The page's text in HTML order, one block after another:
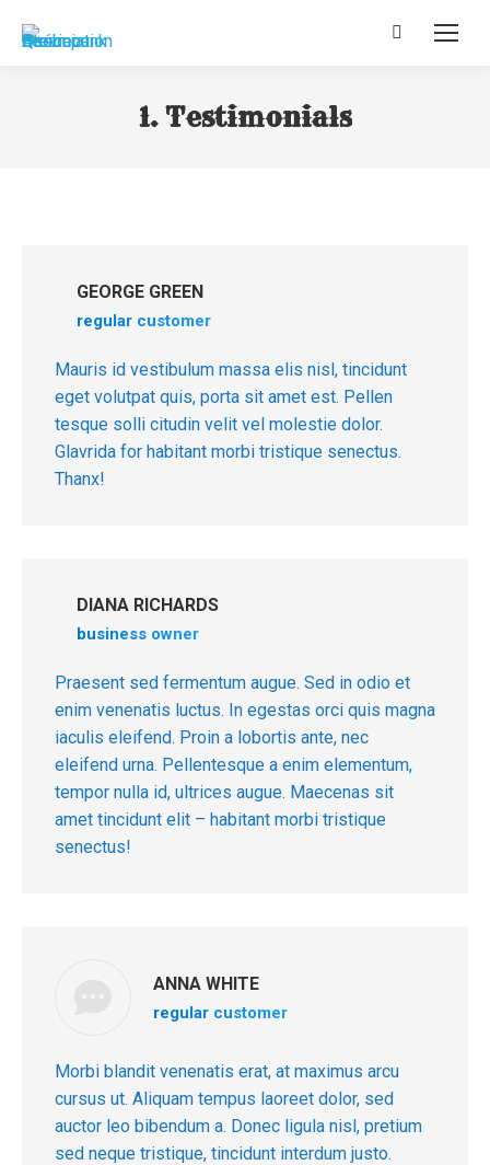
Recherche
1. Testimonials
GEORGE GREEN
regular customer
Mauris id vestibulum massa elis nisl, tincidunt
eget volutpat quis, porta sit amet est. Pellen
tesque solli citudin velit vel molestie dolor.
Glavrida for habitant morbi tristique senectus.
Thanx!
DIANA RICHARDS
business owner
Praesent sed fermentum augue. Sed in odio et
enim venenatis luctus. In egestas orci quis magna
iaculis eleifend. Proin a lobortis ante, nec
eleifend urna. Pellentesque a enim elementum,
tempor nulla id, ultrices augue. Maecenas sit
amet tincidunt elit – habitant morbi tristique
senectus!
ANNA WHITE
regular customer
Morbi blandit venenatis erat, at maximus arcu
cursus ut. Aliquam tempus laoreet dolor, sed
auctor leo bibendum a. Donec ligula nisl, pretium
sed neque tristique, tincidunt interdum justo.